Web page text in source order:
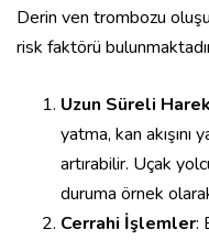
Derin ven trombozu
risk faktörü
Uzun Süreli
yatma, kan akışını
artırabilir. Uçak
duruma örnek
Cerrahi İşlemler: